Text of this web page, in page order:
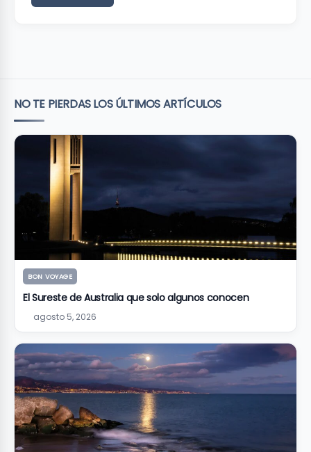
NO TE PIERDAS LOS ÚLTIMOS ARTÍCULOS
BON VOYAGE
El Sureste de Australia que solo algunos conocen
agosto 5, 2026